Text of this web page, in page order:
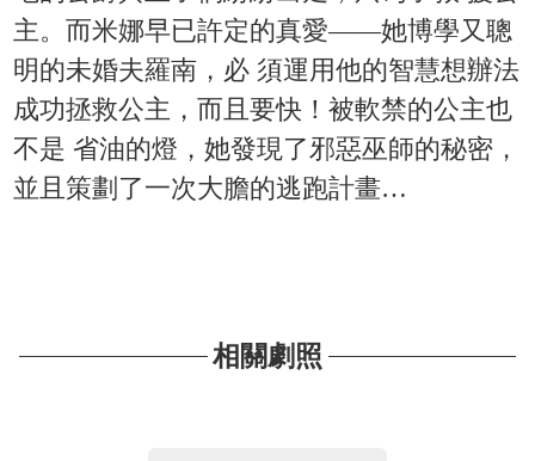
主。而米娜早已許定的真愛——她博學又聰
明的未婚夫羅南，必 須運用他的智慧想辦法
成功拯救公主，而且要快！被軟禁的公主也
不是 省油的燈，她發現了邪惡巫師的秘密，
並且策劃了一次大膽的逃跑計畫…
相關劇照